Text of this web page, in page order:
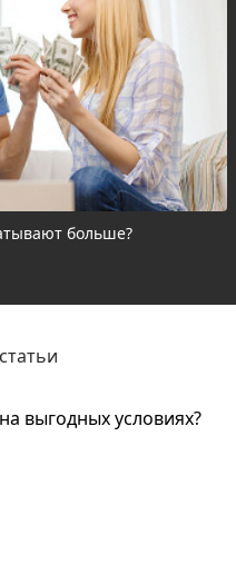
больше?
выгодных условиях?